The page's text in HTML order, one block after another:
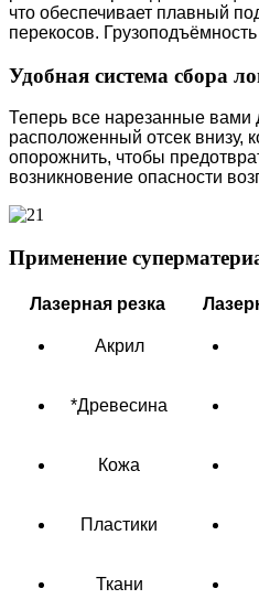
что обеспечивает плавный
перекосов.
Удобная система сбора
Теперь все нарезанные вами
расположенный отсек внизу,
опорожнить, чтобы
возникновение опасности
Применение
Лазерная резка
Акрил
*Древесина
Кожа
Пластики
Ткани